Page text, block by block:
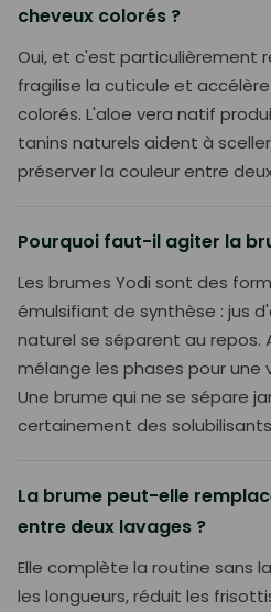
cheveux colorés ?
Oui, et c'est particulièrement
fragilise la cuticule et
colorés. L'aloe vera natif
tanins naturels aident à
préserver la couleur entre
Pourquoi faut-il agiter la
Les brumes Yodi sont des
émulsifiant de synthèse : jus
naturel se séparent au repos.
mélange les phases pour une
Une brume qui ne se sépare
certainement des
La brume peut-elle
entre deux lavages ?
Elle complète la routine sans
les longueurs, réduit les